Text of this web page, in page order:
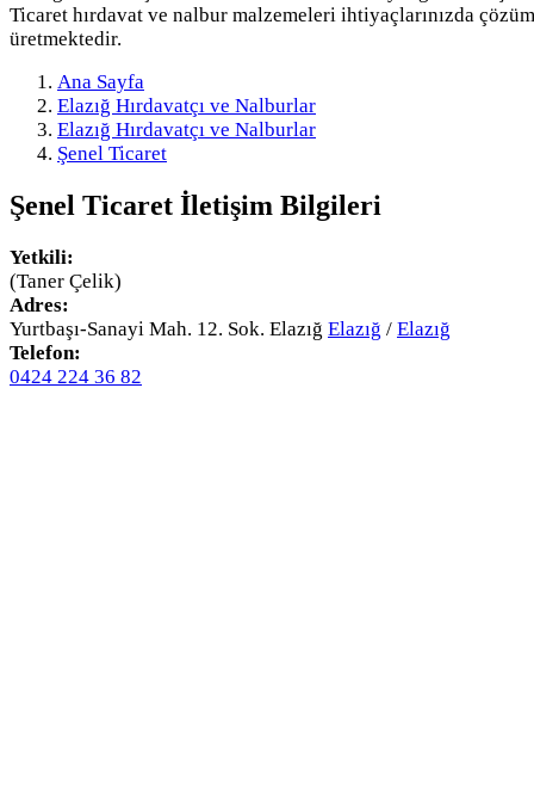
Ticaret hırdavat ve nalbur malzemeleri ihtiyaçlarınızda çözüm
üretmektedir.
Ana Sayfa
Elazığ Hırdavatçı ve Nalburlar
Elazığ Hırdavatçı ve Nalburlar
Şenel Ticaret
Şenel Ticaret İletişim Bilgileri
Yetkili:
(Taner Çelik)
Adres:
Yurtbaşı-Sanayi Mah. 12. Sok. Elazığ Elazığ / Elazığ
Telefon:
0424 224 36 82